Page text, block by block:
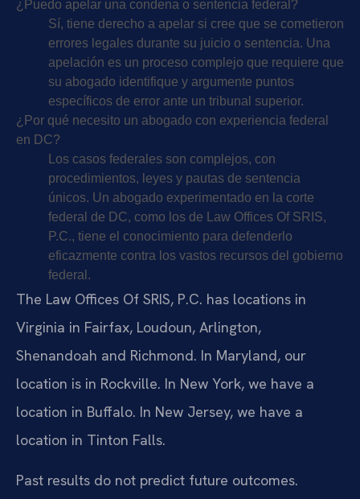
¿Puedo apelar una condena o sentencia federal?
Sí, tiene derecho a apelar si cree que se cometieron
errores legales durante su juicio o sentencia. Una
apelación es un proceso complejo que requiere que
su abogado identifique y argumente puntos
específicos de error ante un tribunal superior.
¿Por qué necesito un abogado con experiencia federal
en DC?
Los casos federales son complejos, con
procedimientos, leyes y pautas de sentencia
únicos. Un abogado experimentado en la corte
federal de DC, como los de Law Offices Of SRIS,
P.C., tiene el conocimiento para defenderlo
eficazmente contra los vastos recursos del gobierno
federal.
The Law Offices Of SRIS, P.C. has locations in
Virginia in Fairfax, Loudoun, Arlington,
Shenandoah and Richmond. In Maryland, our
location is in Rockville. In New York, we have a
location in Buffalo. In New Jersey, we have a
location in Tinton Falls.
Past results do not predict future outcomes.